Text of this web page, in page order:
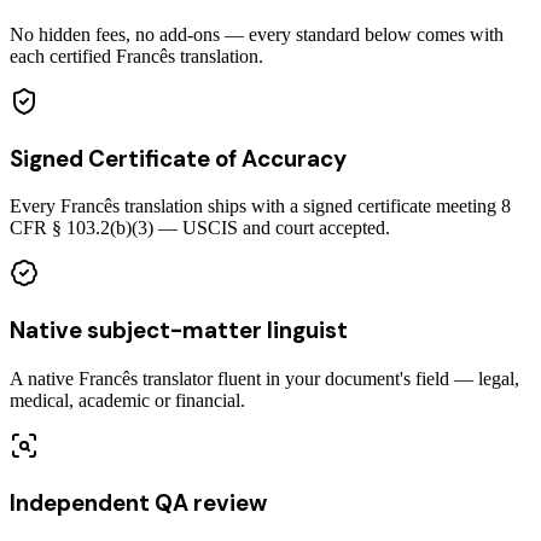
No hidden fees, no add-ons — every standard below comes with
each certified Francês translation.
Signed Certificate of Accuracy
Every Francês translation ships with a signed certificate meeting 8
CFR § 103.2(b)(3) — USCIS and court accepted.
Native subject-matter linguist
A native Francês translator fluent in your document's field — legal,
medical, academic or financial.
Independent QA review